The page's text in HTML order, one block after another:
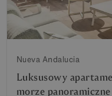
Nueva Andalucia
Luksusowy
morze